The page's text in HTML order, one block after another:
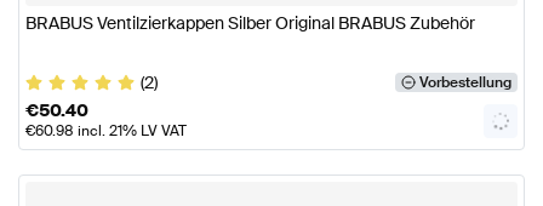
BRABUS Ventilzierkappen Silber Original BRABUS Zubehör
(2) Vorbestellung
€50.40
€60.98 incl. 21% LV VAT